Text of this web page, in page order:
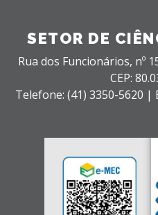
SETOR DE
Rua dos Funcionários, nº
CEP:
Telefone: (41) 3350-5620